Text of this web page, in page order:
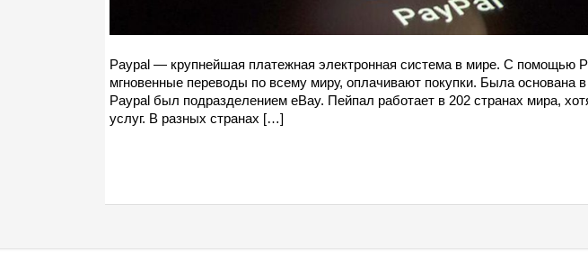
Paypal — крупнейшая платежная электронная система в мире. С помощью
мгновенные переводы по всему миру, оплачивают покупки. Была основана
Paypal был подразделением eBay. Пейпал работает в 202 странах мира,
услуг. В разных странах […]